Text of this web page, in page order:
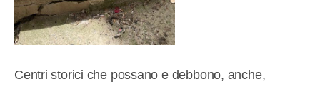
Centri storici che possano e debbono, anche,